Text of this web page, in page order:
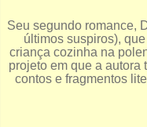
Seu segundo romance,
últimos suspiros),
criança cozinha na
projeto em que a autora
contos e fragmentos